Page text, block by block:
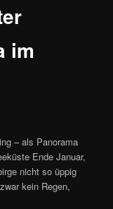
im
– als Panorama
Ende Januar,
nicht so üppig
kein Regen,